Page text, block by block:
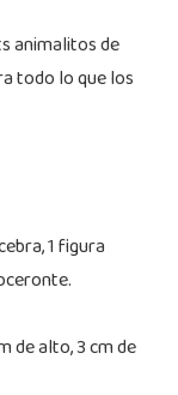
animalitos de
todo lo que los
1 figura
de alto, 3 cm de